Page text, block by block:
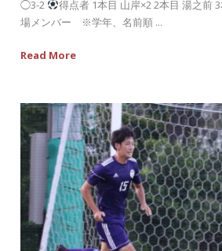
◯3-2
得点者 1本目 山岸×2 2本目 湯之前
場メンバー ※学年、名前順 ...
Read More